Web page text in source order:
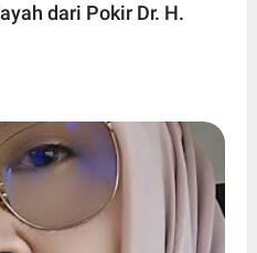
dari Pokir Dr. H.